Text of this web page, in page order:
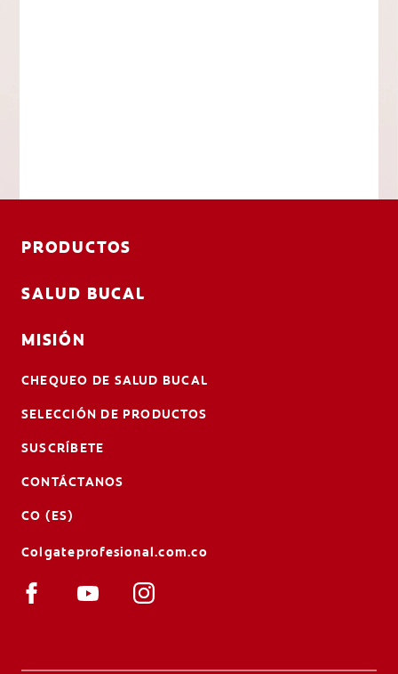
PRODUCTOS
SALUD BUCAL
MISIÓN
CHEQUEO DE SALUD BUCAL
SELECCIÓN DE PRODUCTOS
SUSCRÍBETE
CONTÁCTANOS
CO (ES)
Colgateprofesional.com.co